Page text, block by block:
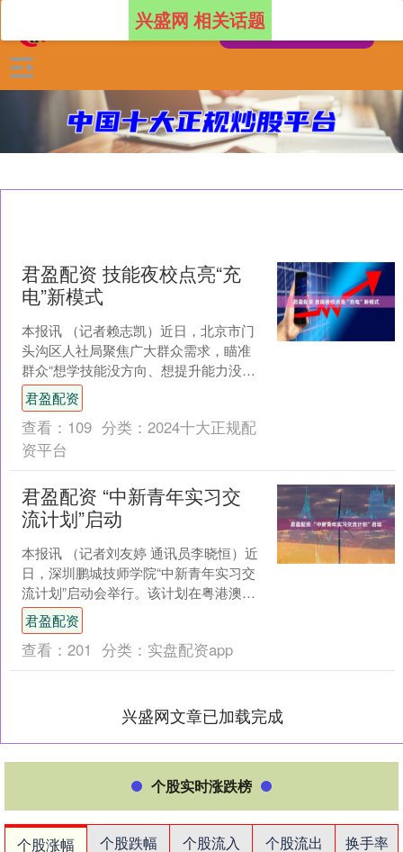
兴盛网 相关话题
君盈配资 技能夜校点亮“充
电”新模式
本报讯 （记者赖志凯）近日，北京市门
头沟区人社局聚焦广大群众需求，瞄准
群众“想学技能没方向、想提升能力没途
径”的痛点，以“灵活授课+精准课程+免费
资源”为发力点....
君盈配资
查看： 109 分类： 2024十大正规配
资平台
君盈配资 “中新青年实习交
流计划”启动
本报讯 （记者刘友婷 通讯员李晓恒）近
日，深圳鹏城技师学院“中新青年实习交
流计划”启动会举行。该计划在粤港澳大
湾区的启动实施君盈配资，为深化中国
与新加坡青年文化....
君盈配资
查看： 201 分类： 实盘配资app
兴盛网文章已加载完成
个股实时涨跌榜
个股涨幅 个股跌幅 个股流入 个股流出
换手率